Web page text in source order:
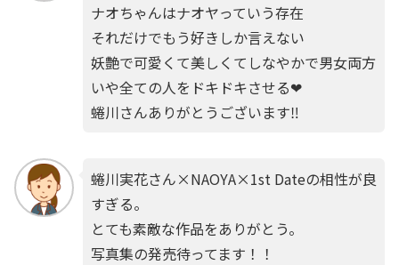
ナオちゃんはナオヤっていう存在
それだけでもう好きしか言えない
妖艶で可愛くて美しくてしなやかで男女両方
いや全ての人をドキドキさせる❤
蜷川さんありがとうございます‼️
蜷川実花さん×NAOYA×1st Dateの相性が良
すぎる。
とても素敵な作品をありがとう。
写真集の発売待ってます！！